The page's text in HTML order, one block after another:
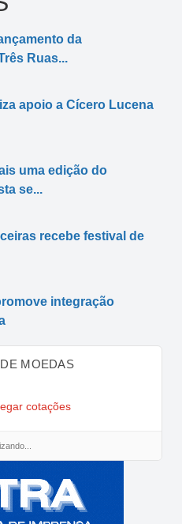
da
Ruas...
apoio a Cícero Lucena
uma edição do
se...
recebe festival de
integração
MOEDAS
cotações